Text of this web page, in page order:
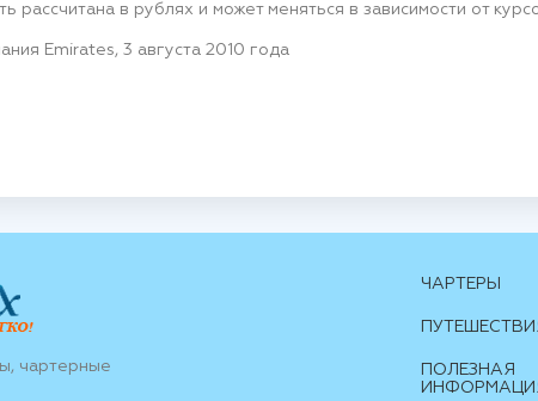
рассчитана в рублях и может меняться в зависимости от
Emirates, 3 августа 2010 года
чартерные
ЧАРТЕРЫ
ПОЛЕЗНАЯ